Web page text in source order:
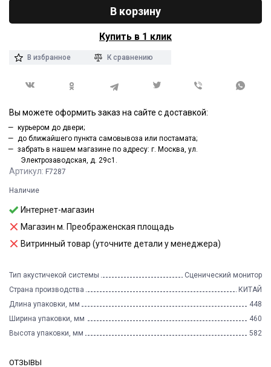
Артикул: F7287
Наличие
Интернет-магазин
Магазин м. Преображенская площадь
Витринный товар (уточните детали у менеджера)
Тип акустичекой системы
Сценический монитор
Страна производства
КИТАЙ
Длина упаковки, мм
448
Ширина упаковки, мм
460
Высота упаковки, мм
582
В корзину
Купить в 1 клик
В избранное К сравнению
Вы можете оформить заказ на сайте с доставкой:
курьером до двери;
до ближайшего пункта самовывоза или постамата;
забрать в нашем магазине по адресу: г. Москва, ул.
Электрозаводская, д. 29с1.
ОТЗЫВЫ